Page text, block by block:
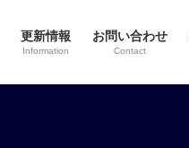
更新情報
Information
お問い合わせ
Contact